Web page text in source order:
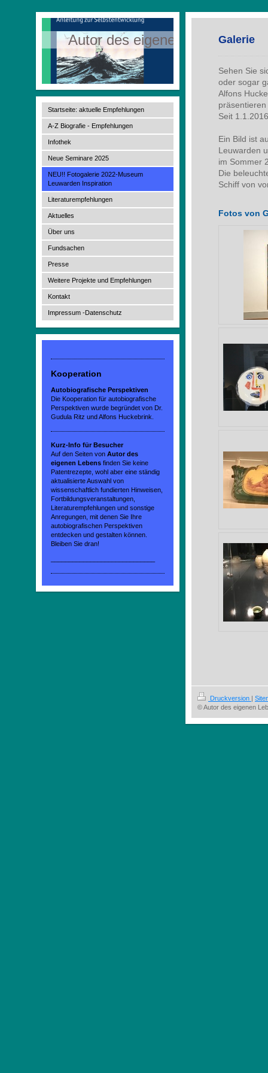
Autor des eigenen Lebens
Startseite: aktuelle Empfehlungen
A-Z Biografie - Empfehlungen
Infothek
Neue Seminare 2025
NEU!! Fotogalerie 2022-Museum
Leuwarden Inspiration
Literaturempfehlungen
Aktuelles
Über uns
Fundsachen
Presse
Weitere Projekte und Empfehlungen
Kontakt
Impressum -Datenschutz
Kooperation
Autobiografische Perspektiven
Die Kooperation für autobiografische
Perspektiven wurde begründet von Dr.
Gudula Ritz und Alfons Huckebrink.
Kurz-Info für Besucher
Auf den Seiten von Autor des
eigenen Lebens finden Sie keine
Patentrezepte, wohl aber eine ständig
aktualisierte Auswahl von
wissenschaftlich fundierten Hinweisen,
Fortbildungsveranstaltungen,
Literaturempfehlungen und sonstige
Anregungen, mit denen Sie Ihre
autobiografischen Perspektiven
entdecken und gestalten können.
Bleiben Sie dran!
Galerie
Sehen Sie
oder sogar
Alfons
Seit
Ein Bild ist
Leuwarden
im Sommer
Die
Schiff von
Fotos von
Druckversion |
© Autor des eigenen